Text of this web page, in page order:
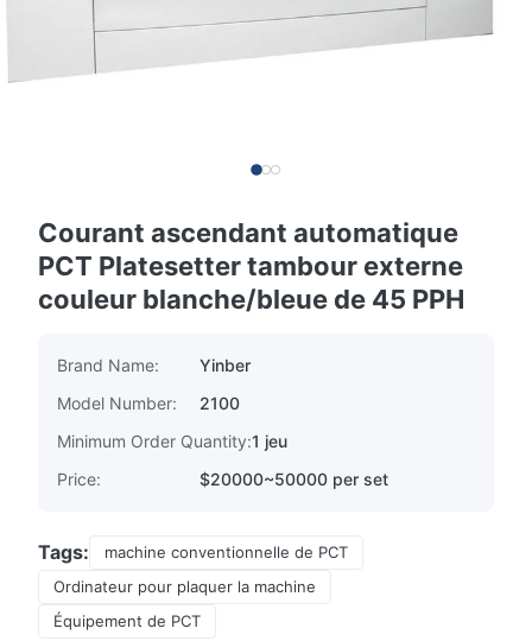
Courant ascendant automatique
PCT Platesetter tambour externe
couleur blanche/bleue de 45 PPH
Brand Name:
Yinber
Model Number:
2100
Minimum Order Quantity:1 jeu
Price:
$20000~50000 per set
Tags:
machine conventionnelle de PCT
Ordinateur pour plaquer la machine
Équipement de PCT